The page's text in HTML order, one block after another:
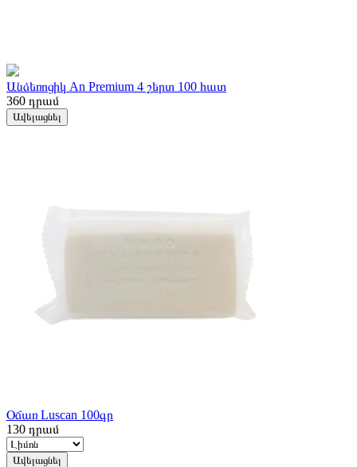
Անձեռոցիկ An Premium 4 շերտ 100 հատ
360 դրամ
Ավելացնել
Օճառ Luscan 100գր
130 դրամ
Ավելացնել